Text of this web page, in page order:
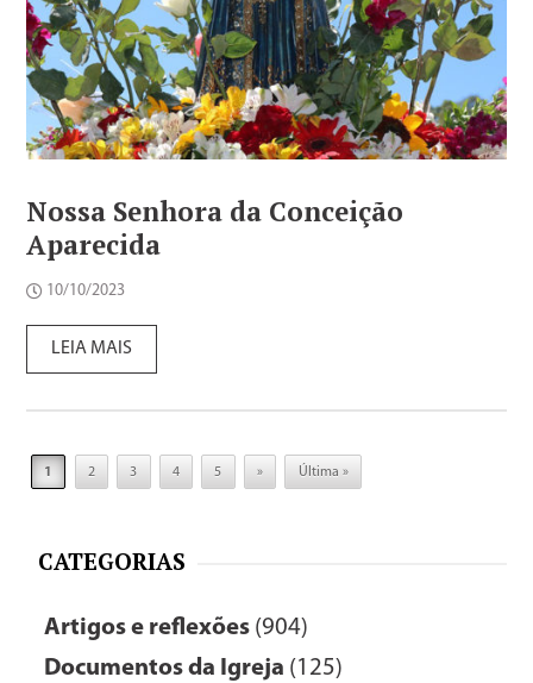
Nossa Senhora da Conceição
Aparecida
10/10/2023
LEIA MAIS
1 2 3 4 5 » Última »
CATEGORIAS
Artigos e reflexões (904)
Documentos da Igreja (125)